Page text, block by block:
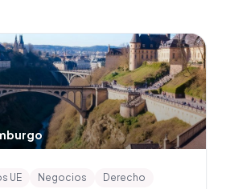
UE Negocios
Derecho